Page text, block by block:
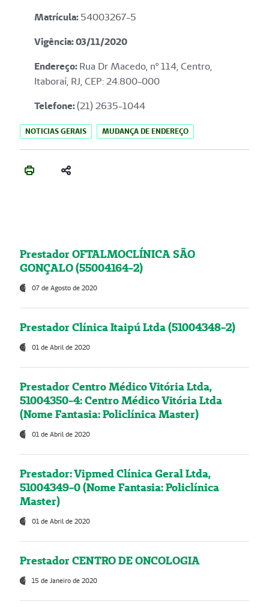
Matrícula:54003267-5
Vigência: 03/11/2020
Endereço:Rua Dr Macedo, nº 114, Centro,
Itaboraí, RJ, CEP: 24.800-000
Telefone:(21) 2635-1044
NOTICIAS GERAIS MUDANÇA DE ENDEREÇO
Prestador OFTALMOCLÍNICA SÃO
GONÇALO (55004164-2)
07 de Agosto de 2020
Prestador Clínica Itaipú Ltda (51004348-2)
01 de Abril de 2020
Prestador Centro Médico Vitória Ltda,
51004350-4: Centro Médico Vitória Ltda
(Nome Fantasia: Policlínica Master)
01 de Abril de 2020
Prestador: Vipmed Clínica Geral Ltda,
51004349-0 (Nome Fantasia: Policlínica
Master)
01 de Abril de 2020
Prestador CENTRO DE ONCOLOGIA
15 de Janeiro de 2020